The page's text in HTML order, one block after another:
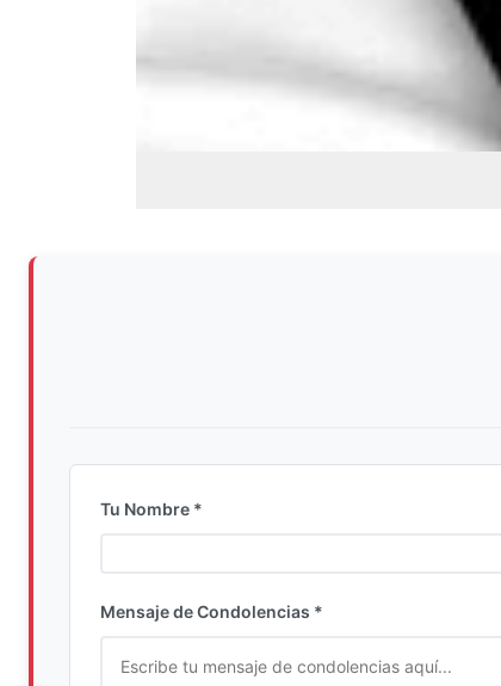
Tu Nombre *
Mensaje de Condolencias *